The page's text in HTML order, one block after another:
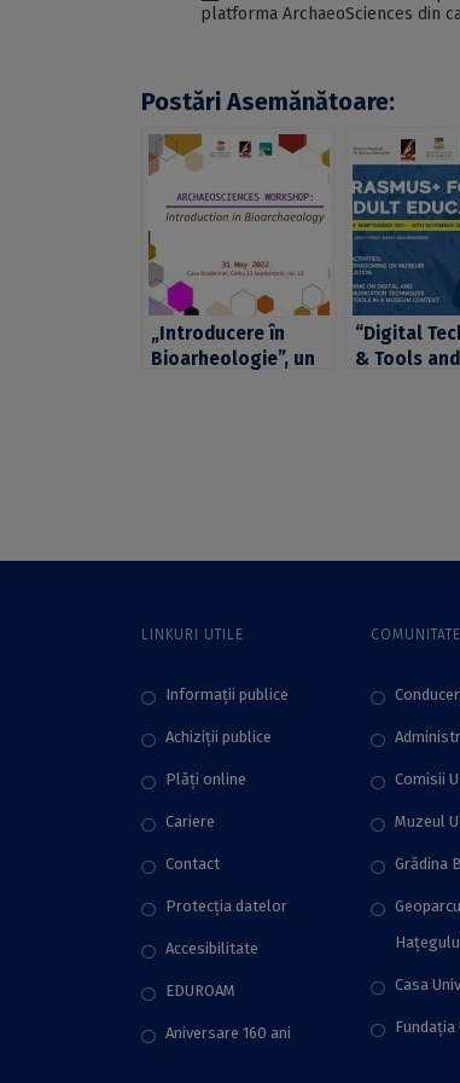
platforma ArchaeoSciences din
Postări Asemănătoare:
„Introducere în
Bioarheologie”, un
din cadrul ICUB
“Digital
& Tools
din cadrul
LINKURI UTILE
Informații publice
Achiziții publice
Plăţi online
Cariere
Contact
Protecţia datelor
Accesibilitate
EDUROAM
Aniversare 160 ani
COMUNITATE
Comisii
Muzeul
Grădina
Casa
Fundaţia